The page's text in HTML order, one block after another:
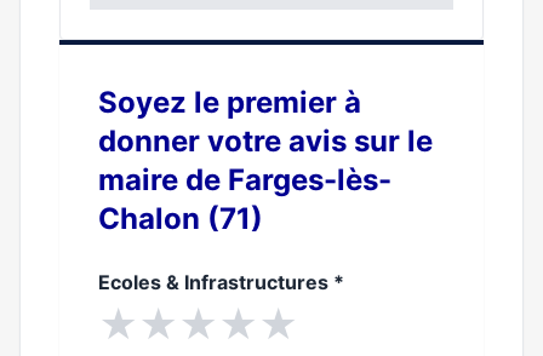
Soyez le premier à
donner votre avis sur le
maire de Farges-lès-
Chalon (71)
Ecoles & Infrastructures *
★★★★★